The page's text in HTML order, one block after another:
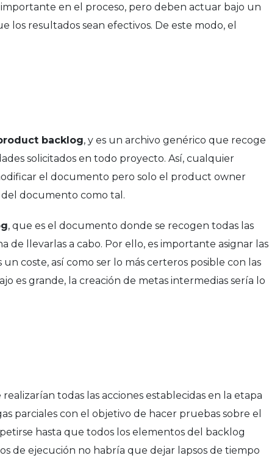
en el proceso, pero deben actuar bajo un
resultados sean efectivos. De este modo, el
backlog, y es un archivo genérico que recoge
solicitados en todo proyecto. Así, cualquier
el documento pero solo el product owner
documento como tal.
, que es el documento donde se recogen todas las
de llevarlas a cabo. Por ello, es importante asignar las
coste, así como ser lo más certeros posible con las
es grande, la creación de metas intermedias sería lo
realizarían todas las acciones establecidas en la etapa
parciales con el objetivo de hacer pruebas sobre el
hasta que todos los elementos del backlog
de ejecución no habría que dejar lapsos de tiempo